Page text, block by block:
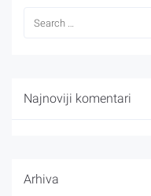
Najnoviji komentari
Arhiva